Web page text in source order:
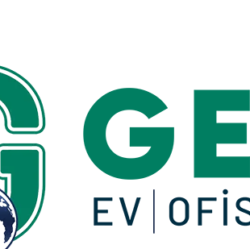
ile Ekonomik Taşıma
Taşımacılık General Nakliyat genç ve dinamik